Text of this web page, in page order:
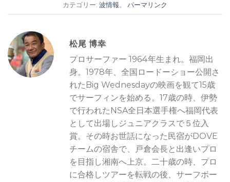
カテゴリー: 波情報 。 パーマリンク
松尾 博幸
プロサーファー 1964年生まれ。福岡出
身。1978年、全国ロードーショー公開さ
れたBig Wednesdayの映画を観て15歳
でサーフィンを始める。17歳の時、伊勢
で行われたNSA全日本選手権へ福岡代表
として出場しジュニアクラスで５位入
賞。その時お世話になった民宿がDOVE
チームの宿舎で、戸倉会長と出逢いプロ
を目指し湘南へ上京。二十歳の時、プロ
に合格しツアーを転戦の後、サーフボー